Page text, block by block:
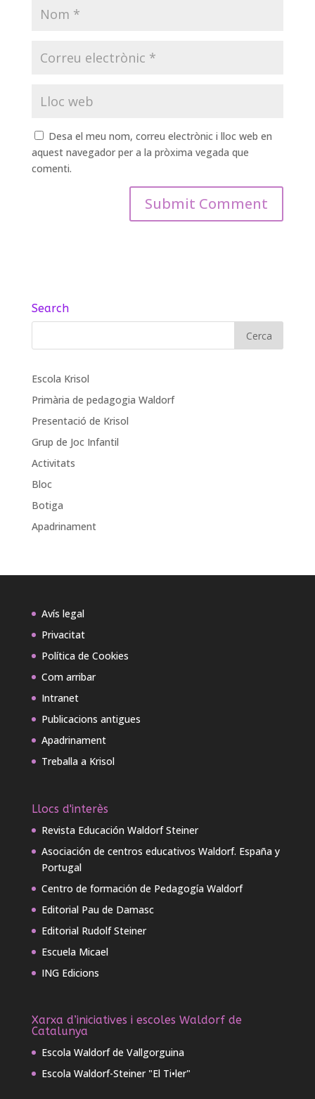
Desa el meu nom, correu electrònic i lloc web en
aquest navegador per a la pròxima vegada que
comenti.
Search
Escola Krisol
Primària de pedagogia Waldorf
Presentació de Krisol
Grup de Joc Infantil
Activitats
Bloc
Botiga
Apadrinament
Avís legal
Privacitat
Política de Cookies
Com arribar
Intranet
Publicacions antigues
Apadrinament
Treballa a Krisol
Llocs d'interès
Revista Educación Waldorf Steiner
Asociación de centros educativos Waldorf. España y
Portugal
Centro de formación de Pedagogía Waldorf
Editorial Pau de Damasc
Editorial Rudolf Steiner
Escuela Micael
ING Edicions
Xarxa d’iniciatives i escoles Waldorf de
Catalunya
Escola Waldorf de Vallgorguina
Escola Waldorf-Steiner "El Ti•ler"